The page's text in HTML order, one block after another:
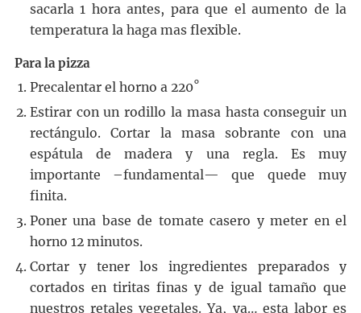
sacarla 1 hora antes, para que el aumento de la
temperatura la haga mas flexible.
Para la pizza
Precalentar el horno a 220˚
Estirar con un rodillo la masa hasta conseguir un
rectángulo. Cortar la masa sobrante con una
espátula de madera y una regla. Es muy
importante –fundamental— que quede muy
finita.
Poner una base de tomate casero y meter en el
horno 12 minutos.
Cortar y tener los ingredientes preparados y
cortados en tiritas finas y de igual tamaño que
nuestros retales vegetales. Ya, ya… esta labor es